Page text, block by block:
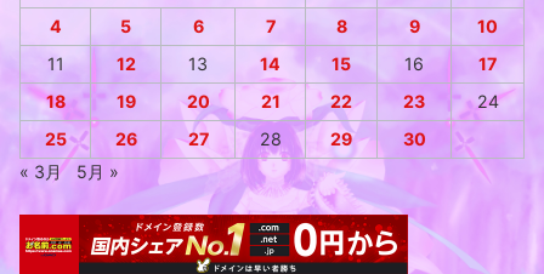
4
5 6 7 8 9
10
11
12 13 14 15 16
17
18
19 20 21 22 23
24
25
26 27 28 29
30
« 3月
5月 »